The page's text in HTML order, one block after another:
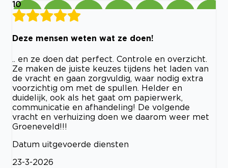
10
Deze mensen weten wat ze doen!
.. en ze doen dat perfect. Controle en overzicht.
Ze maken de juiste keuzes tijdens het laden van
de vracht en gaan zorgvuldig, waar nodig extra
voorzichtig om met de spullen. Helder en
duidelijk, ook als het gaat om papierwerk,
communicatie en afhandeling! De volgende
vracht en verhuizing doen we daarom weer met
Groeneveld!!!
Datum uitgevoerde diensten
23-3-2026